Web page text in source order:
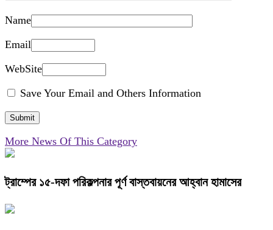
Name
Email
WebSite
Save Your Email and Others Information
More News Of This Category
ট্রাম্পের ১৫-দফা পরিকল্পনার পূর্ণ বাস্তবায়নের আহ্বান হামাসের